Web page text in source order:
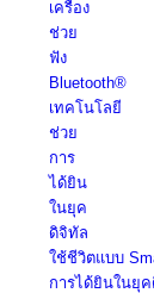
ใช้ชีวิตแบบ
การได้ยินในยุ